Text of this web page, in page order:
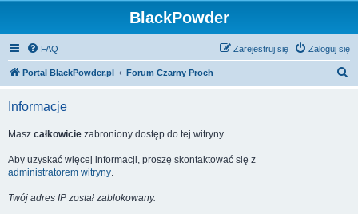
BlackPowder
FAQ Zaloguj się
Zarejestruj się
Portal BlackPowder.pl Forum Czarny Proch
Informacje
Masz całkowicie zabroniony dostęp do tej witryny.
Aby uzyskać więcej informacji, proszę skontaktować się z
administratorem witryny.
Twój adres IP został zablokowany.